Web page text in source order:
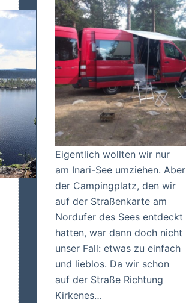
Eigentlich wollten wir nur
am Inari-See umziehen. Aber
der Campingplatz, den wir
auf der Straßenkarte am
Nordufer des Sees entdeckt
hatten, war dann doch nicht
unser Fall: etwas zu einfach
und lieblos. Da wir schon
auf der Straße Richtung
Kirkenes…